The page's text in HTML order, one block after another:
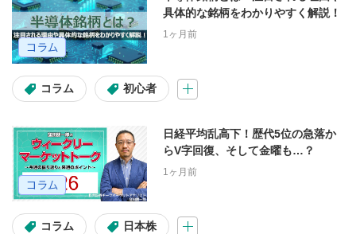
米国株お客様サイト 米国株アプリ
投資信託お客様サイト
投資信託アプリ
サービス・商品詳細
現物取引
IPO(操作説明) 定期入金
具体的な銘柄をわかりやすく解説！
1ヶ月前
コラム 初心者
日経平均乱高下！歴代5位の急落か
らV字回復、そして金曜も…？
1ヶ月前
コラム 日本株